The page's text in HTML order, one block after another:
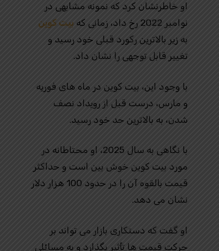
او خاطرنشان کرد که نمونه مشابهی در
نوامبر 2022 رخ داد، زمانی که
بیت کوین
به زیر بالاترین رکورد قبلی خود رسید و
تغییر قابل توجهی را نشان داد.
با وجود این، بیت کوین در ماه های فوریه
و مارس، درست قبل از رویداد نصف
شدن، به بالاترین حد خود رسید.
با نگاهی به سال 2025، او محتاطانه در
مورد بیت کوین خوش بین است و حداکثر
قیمت بالقوه آن را در حدود 100 هزار دلار
نشان می دهد.
او گفت که دستکاری بازار می تواند بر
حرکت قیمت ها تأثیر بگذارد و به مسائلی